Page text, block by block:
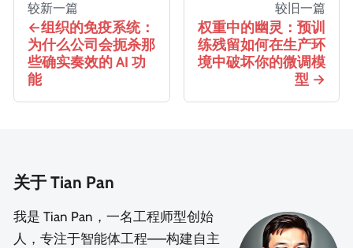
较新一篇
组织的免疫系统：
为什么公司会扼杀那
些确实奏效的 AI 功
能
较旧一篇
权重中的幽灵：预训
练残留如何在生产环
境中破坏你的微调模
型
关于 Tian Pan
我是 Tian Pan，一名工程师型创始
人，专注于智能体工程——构建自主